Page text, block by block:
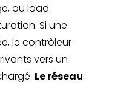
ou load
Si une
le contrôleur
vers un
Le réseau